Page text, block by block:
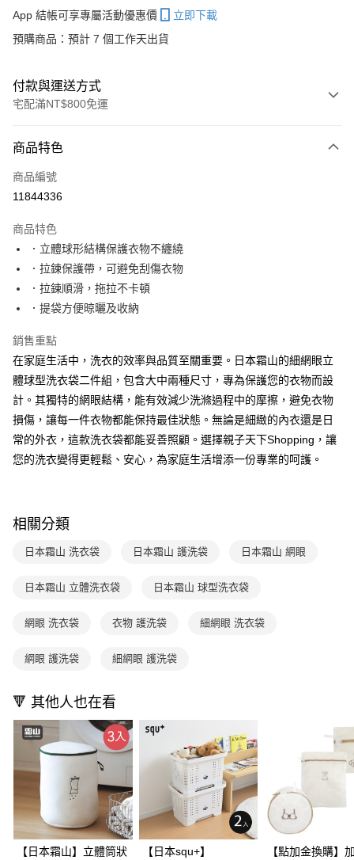
App 結帳可享專屬活動優惠價
立即下載
預購商品：預計 7 個工作天出貨
付款與運送方式
宅配滿NT$800免運
信用卡一次付款
LINE Pay
大哥付你分期
相關說明
【大哥付你分期使用說明】
1.本服務由台灣大哥大提供，台灣大哥大用戶可立即使用無須另外申請。
2.付款方式選擇「大哥付你分期」，訂單成立後會自動跳轉到大哥付的交易
成交易。
3.實際核准額度、可分期數及費用金額請依後續交易確認頁面所載為準。
4.訂單成立30分鐘內，如未前往確認交易或遇審核未通過，訂單將自動取
消。如遇「轉專審核」未通過狀況，表示未達大哥付你分期系統評分，恕無
法說明評估內容。
1.分期款項不併入電信帳單，「大哥付你分期」於每月結算日後寄送繳費提
醒簡訊。
2.透過簡訊連結打開帳單後，可選擇「超商條碼／台灣大直營門市／銀行轉
帳／街口支付／iPASS MONEY」等通路繳費。
用戶於交易時，得透過本服務購買商品或服務，並由商店將買賣／分期付款
2.基於同意付款使用「大哥付你分期」之契約關係目的，商店將以您的個人
由本公司與您本人進行分期帳單所需資料之確認、核對及更正。
3.完整用戶服務條款，請詳閱以下連結：
https://oppay.tw/userRule
AFTEE先享後付
相關說明
AFTEE先享後付是「在收到商品之後才付款」的支付方式。 讓您購物簡單
便利好安心！
１．簡單：不需註冊會員、不需綁卡、不需儲值。
２．便利：只要手機號碼，簡訊認證，即可結帳。
３．安心：先確認商品／服務後，再付款。
１．於結帳方式選擇「AFTEE先享後付」後，將跳轉至「AFTEE先享後付」
結帳頁面，進行簡訊認證並確認金額後，即可完成結帳。
※ 請注意：結帳手續完成當下不需立刻繳費，但若您需要取消訂單，請聯絡
購買商品的店家。未經商家同意取消之訂單仍視為有效，需透過AFTEE先享
後付繳納相關費用。
※ 交易是否成功請以「AFTEE先享後付 」之結帳頁面顯示為準，若有關於
客戶支援中心」https://netprotections.freshdesk.com/support/home
【注意事項】
１．透過由恩沛科技股份有限公司提供之「AFTEE先享後付」服務完成之交
權轉讓予恩沛科技股份有限公司。
３．未成年的使用者請事先徵得法定代理人或監護人之同意方可使用
任。
４．使用「AFTEE先享後付」時，將依據個別帳號之用戶狀況，依本公司即
時審查核予不同之上限額度；若仍有額度不足之情形，本公司將視審查結果
請求用戶進行身份認證。
５．嚴禁一人註冊多個帳號或使用他人資訊註冊。若發現惡意使用之情形，
恩沛科技股份有限公司將有權停止該用戶之使用額度並採取法律行動。
ATM付款
運送方式
國內宅配/郵寄 (不適用離島、海外及郵局i郵箱)
每筆NT$70，滿NT$800(含以上)免運費
商品特色
商品編號
11844336
商品特色
．立體球形結構保護衣物不纏繞
．拉鍊保護帶，可避免刮傷衣物
．拉鍊順滑，拖拉不卡頓
．提袋方便晾曬及收納
銷售重點
在家庭生活中，洗衣的效率與品質至關重要。日本霜山的細網眼立
體球型洗衣袋二件組，包含大中兩種尺寸，專為保護您的衣物而設
計。其獨特的網眼結構，能有效減少洗滌過程中的摩擦，避免衣物
損傷，讓每一件衣物都能保持最佳狀態。無論是細緻的內衣還是日
常的外衣，這款洗衣袋都能妥善照顧。選擇親子天下Shopping，讓
您的洗衣變得更輕鬆、安心，為家庭生活增添一份專業的呵護。
相關分類
日本霜山 洗衣袋 日本霜山 護洗袋 日本霜山 網眼
日本霜山 立體洗衣袋 日本霜山 球型洗衣袋
網眼 洗衣袋 衣物 護洗袋 細網眼 洗衣袋
網眼 護洗袋 細網眼 護洗袋
🔻 其他人也在看
【日本霜山】立體筒狀
【日本squ+】
【點加金換購】